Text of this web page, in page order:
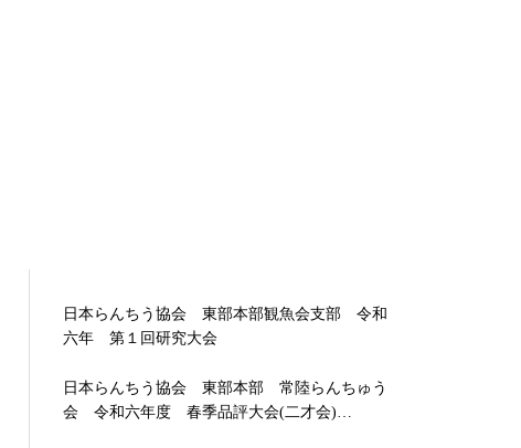
日本らんちう協会 東部本部観魚会支部 令和
六年 第１回研究大会
日本らんちう協会 東部本部 常陸らんちゅう
会 令和六年度 春季品評大会(二才会)…